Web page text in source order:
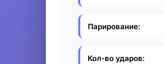
Парирование:
Кол-во ударов: